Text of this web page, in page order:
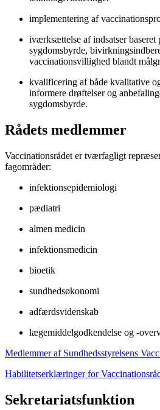
implementering af
iværksættelse af indsatser
sygdomsbyrde,
vaccinationsvillighed blandt
kvalificering af både kvalitative
informere drøftelser og
sygdomsbyrde.
Rådets medlemmer
Vaccinationsrådet er tværfagligt
fagområder:
infektionsepidemiologi
pædiatri
almen medicin
infektionsmedicin
bioetik
sundhedsøkonomi
adfærdsvidenskab
lægemiddelgodkendelse og -
Medlemmer af Sundhedsstyrelsens
Habilitetserklæringer for
Sekretariatsfunktion